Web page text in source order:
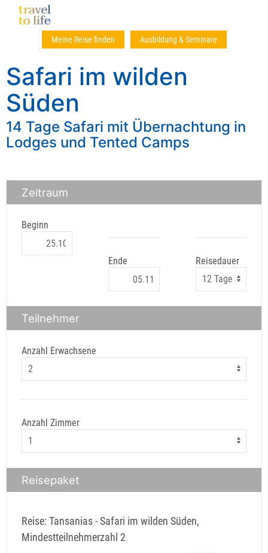
Meine Reise finden Ausbildung & Seminare
Safari im wilden
Süden
14 Tage Safari mit Übernachtung in
Lodges und Tented Camps
Zeitraum
Beginn
Ende Reisedauer
Teilnehmer
Anzahl Erwachsene
Anzahl Zimmer
Reisepaket
Reise: Tansanias - Safari im wilden Süden,
Mindestteilnehmerzahl 2